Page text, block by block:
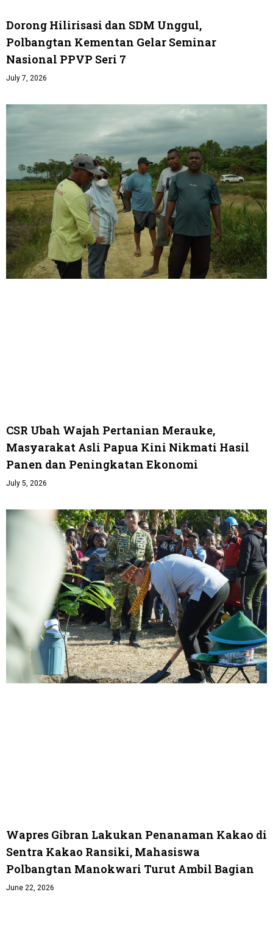
Dorong Hilirisasi dan SDM Unggul,
Polbangtan Kementan Gelar Seminar
Nasional PPVP Seri 7
July 7, 2026
CSR Ubah Wajah Pertanian Merauke,
Masyarakat Asli Papua Kini Nikmati Hasil
Panen dan Peningkatan Ekonomi
July 5, 2026
Wapres Gibran Lakukan Penanaman Kakao di
Sentra Kakao Ransiki, Mahasiswa
Polbangtan Manokwari Turut Ambil Bagian
June 22, 2026